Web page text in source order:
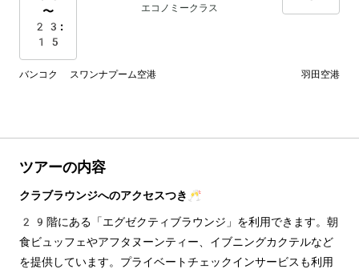
〜
23:
15
エコノミークラス
バンコク スワンナプーム空港 羽田空港
ツアーの内容
クラブラウンジへのアクセスつき🥂
29階にある「エグゼクティブラウンジ」を利用できます。朝
食ビュッフェやアフタヌーンティー、イブニングカクテルなど
を提供しています。プライベートチェックインサービスも利用